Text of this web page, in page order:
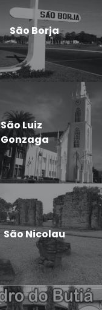
São Borja
São Luiz
Gonzaga
São Nicolau